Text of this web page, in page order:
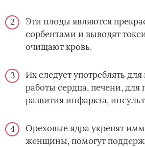
Эти плоды являются
сорбентами и выводят
очищают кровь.
Их следует употреблять
работы сердца, печени, для
развития инфаркта,
Ореховые ядра укрепят
женщины, помогут